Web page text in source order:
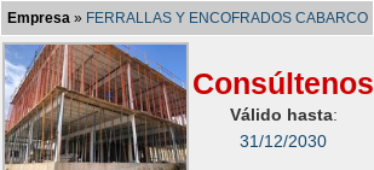
Empresa» FERRALLAS Y ENCOFRADOS CABARCO
Consúltenos
Válido hasta:
31/12/2030